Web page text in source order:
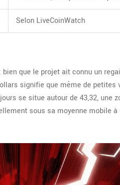
Selon LiveCoinWatch
que le projet ait connu un
signifie que même de petites
se situe autour de 43,32, une
sous sa moyenne mobile